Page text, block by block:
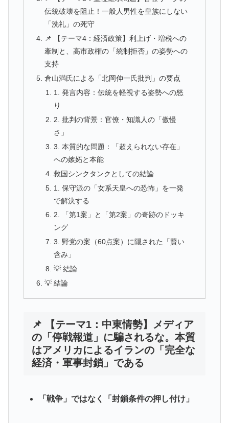
伝統破壊を阻止！一般人男性を皇族にしない
「洗礼」の死守
📌 【テーマ4：経済政策】利上げ・増税への
牽制と、高市政権の「統制拒否」の姿勢への
支持
倉山満氏による「北岡伸一氏批判」の要点
1. 発言内容：伝統を軽視する姿勢への怒
り
2. 批判の背景：官僚・知識人の「傲慢
さ」
3. 本質的な問題：「超えられない存在」
への嫉妬と本能
救国シンクタンクとしての結論
1. 保守派の「女系天皇への恐怖」を一発
で解決する
2. 「第1案」と「第2案」の奇跡のドッキ
ング
3. 野党の案（60点案）に隠された「賢い
含み」
💡 結論
💡 結論
📌 【テーマ1：中東情勢】メディア
の「停戦報道」に騙されるな。本質
はアメリカによるイランの「完全な
経済・軍事封鎖」である
「戦争」ではなく「封鎖条件の押し付け」